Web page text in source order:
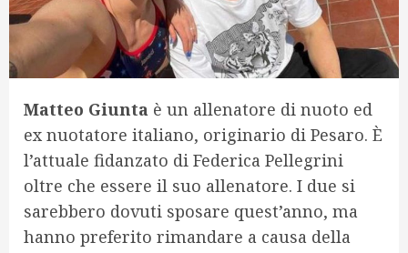
Matteo Giunta è un allenatore di nuoto ed
ex nuotatore italiano, originario di Pesaro. È
l’attuale fidanzato di Federica Pellegrini
oltre che essere il suo allenatore. I due si
sarebbero dovuti sposare quest’anno, ma
hanno preferito rimandare a causa della